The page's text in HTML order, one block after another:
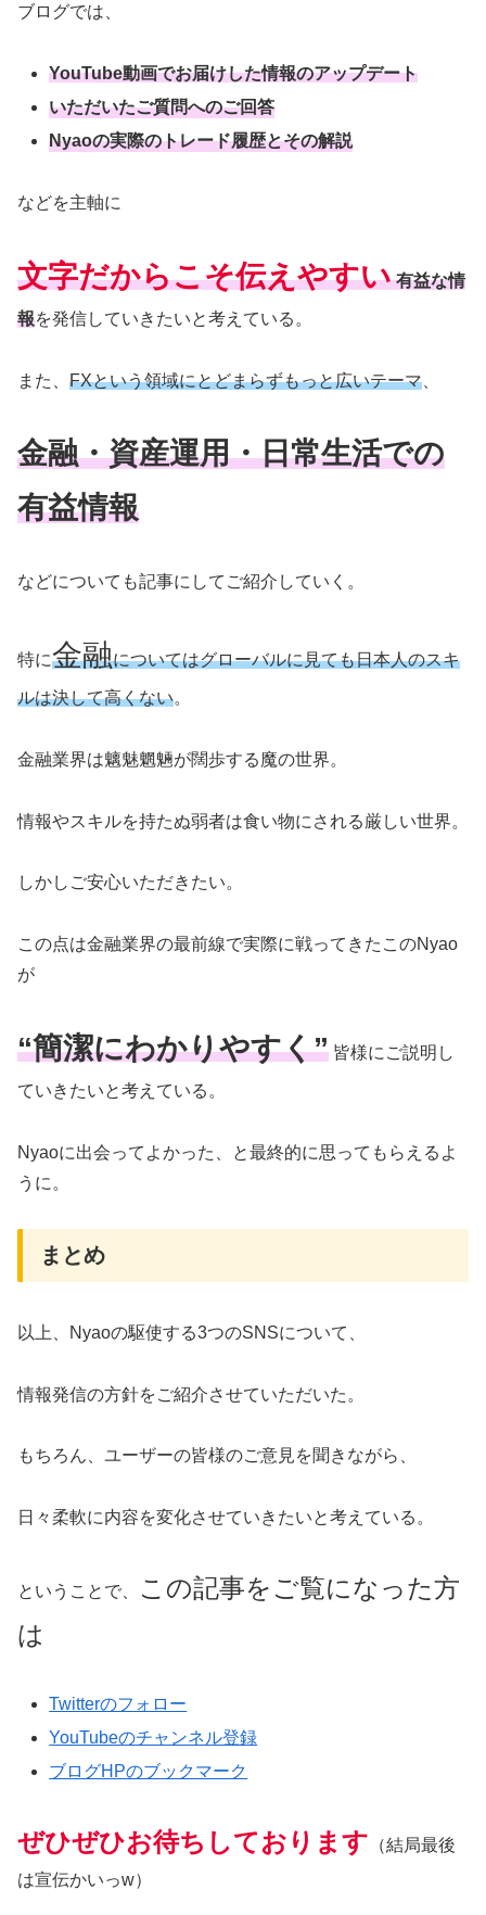
ブログでは、
YouTube動画でお届けした情報のアップデート
いただいたご質問へのご回答
Nyaoの実際のトレード履歴とその解説
などを主軸に
文字だからこそ伝えやすい 有益な情
報を発信していきたいと考えている。
また、 FXという領域にとどまらずもっと広いテーマ
金融・資産運用・日常生活での
有益情報
などについても記事にしてご紹介していく。
特に金融についてはグローバルに見ても日本人のスキ
ルは決して高くない。
金融業界は魑魅魍魎が闊歩する魔の世界。
情報やスキルを持たぬ弱者は食い物にされる厳しい世界。
しかしご安心いただきたい。
この点は金融業界の最前線で実際に戦ってきたこのNyao
が
“簡潔にわかりやすく” 皆様にご説明し
ていきたいと考えている。
Nyaoに出会ってよかった、と最終的に思ってもらえるよ
うに。
まとめ
以上、Nyaoの駆使する3つのSNSについて、
情報発信の方針をご紹介させていただいた。
もちろん、ユーザーの皆様のご意見を聞きながら、
日々柔軟に内容を変化させていきたいと考えている。
ということで、
この記事をご覧になった方
は
Twitterのフォロー
YouTubeのチャンネル登録
ブログHPのブックマーク
ぜひぜひお待ちしております （結局最後
は宣伝かいっw）